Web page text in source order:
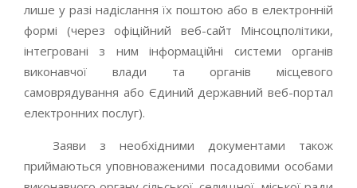
лише у разі надіслання їх поштою або в електронній
формі (через офіційний веб-сайт Мінсоцполітики,
інтегровані з ним інформаційні системи органів
виконавчої влади та органів місцевого
самоврядування або Єдиний державний веб-портал
електронних послуг).
Заяви з необхідними документами також
приймаються уповноваженими посадовими особами